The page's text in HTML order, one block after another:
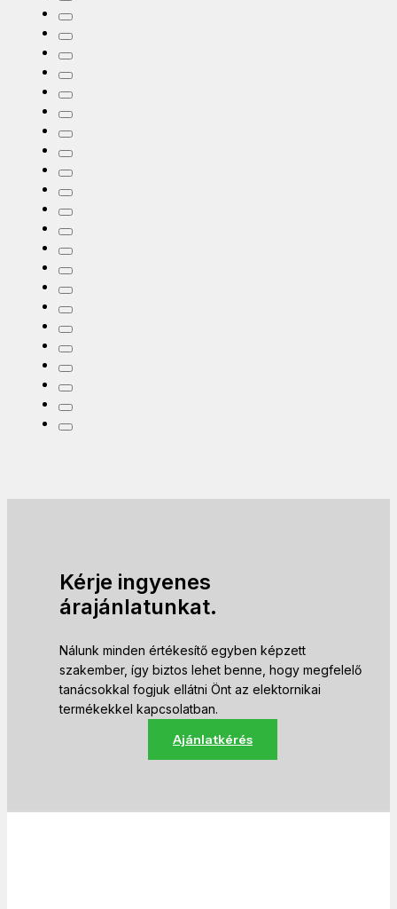
Kérje ingyenes
árajánlatunkat.
Nálunk minden értékesítő egyben képzett
szakember, így biztos lehet benne, hogy megfelelő
tanácsokkal fogjuk ellátni Önt az elektornikai
termékekkel kapcsolatban.
Ajánlatkérés